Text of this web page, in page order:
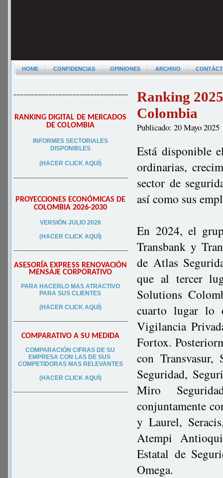
HOME CONFIDENCIAS OPINIONES ARCHIVO
–––––––––––––––––––––––––––––––––
RANKING DIGITAL DE MERCADOS
DE COLOMBIA
INFORMES SECTORIALES
DISPONIBLES
(HACER CLICK AQUÍ)
–––––––––––––––––––––––––––––––––
PROYECCIONES ECONÓMICAS DE
COLOMBIA 2026-2030
VERSIÓN JULIO 2026
(HACER CLICK AQUÍ)
–––––––––––––––––––––––––––––––––
ASESORÍA EXPRESS RENOVACIÓN
MENSAJE CORPORATIVO
PARA HACERLO MAS ATRACTIVO
PARA SUS CLIENTES
(HACER CLICK AQUÍ)
–––––––––––––––––––––––––––––––––
COMPARATIVO A SU MEDIDA
COMPARACIÓN CIFRAS DE SU
EMPRESA CON LAS DE SUS
COMPETIDORAS MAS RELEVANTES
(HACER CLICK AQUÍ)
–––––––––––––––––––––––––––––––––
Ranking
Colombia
Publicado: 20 Mayo 2025
Está disponible
ordinarias,
sector de
así como sus
En 2024, el
Transbank y
de Atlas
que al tercer
Solutions
cuarto lugar lo
Vigilancia
Fortox.
con Transvasur,
Seguridad,
Miro
conjuntamente
y Laurel,
Atempi
Estatal de
Omega.